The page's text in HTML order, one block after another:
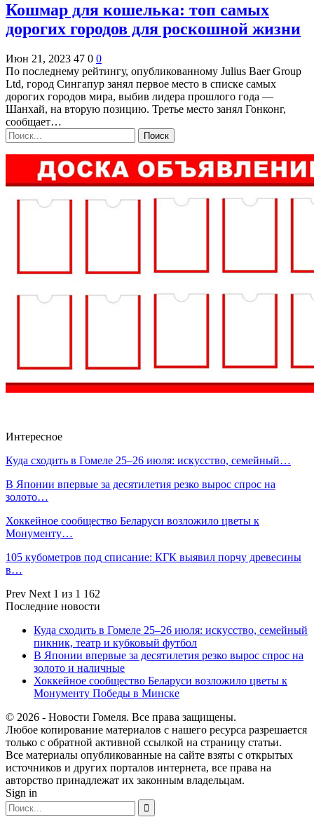
Кошмар для кошелька: топ самых
дорогих городов для роскошной жизни
Июн 21, 2023 47 0 0
По последнему рейтингу, опубликованному Julius Baer Group
Ltd, город Сингапур занял первое место в списке самых
дорогих городов мира, выбив лидера прошлого года —
Шанхай, на вторую позицию. Третье место занял Гонконг,
сообщает…
Интересное
Куда сходить в Гомеле 25–26 июля: искусство, семейный…
В Японии впервые за десятилетия резко вырос спрос на
золото…
Хоккейное сообщество Беларуси возложило цветы к
Монументу…
105 кубометров под списание: КГК выявил порчу древесины
в…
Prev Next 1 из 1 162
Последние новости
Куда сходить в Гомеле 25–26 июля: искусство, семейный
пикник, театр и кубковый футбол
В Японии впервые за десятилетия резко вырос спрос на
золото и наличные
Хоккейное сообщество Беларуси возложило цветы к
Монументу Победы в Минске
© 2026 - Новости Гомеля. Все права защищены.
Любое копирование материалов с нашего ресурса разрешается
только с обратной активной ссылкой на страницу статьи.
Все материалы опубликованные на сайте взяты с открытых
источников и других порталов интернета, все права на
авторство принадлежат их законным владельцам.
Sign in